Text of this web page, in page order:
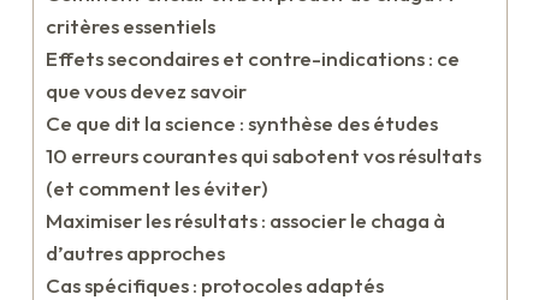
critères essentiels
Effets secondaires et contre-indications : ce
que vous devez savoir
Ce que dit la science : synthèse des études
10 erreurs courantes qui sabotent vos résultats
(et comment les éviter)
Maximiser les résultats : associer le chaga à
d’autres approches
Cas spécifiques : protocoles adaptés